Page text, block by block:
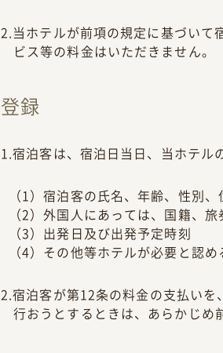
2.当ホテルが前項の規定に基づいて
ビス等の料金はいただきません。
録
1.宿泊客は、宿泊日当日、当ホテル
（1）宿泊客の氏名、年齢、性別
（2）外国人にあっては、国籍、
（3）出発日及び出発予定時刻
（4）その他等ホテルが必要と認
2.宿泊客が第12条の料金の支払い
行おうとするときは、あらかじ